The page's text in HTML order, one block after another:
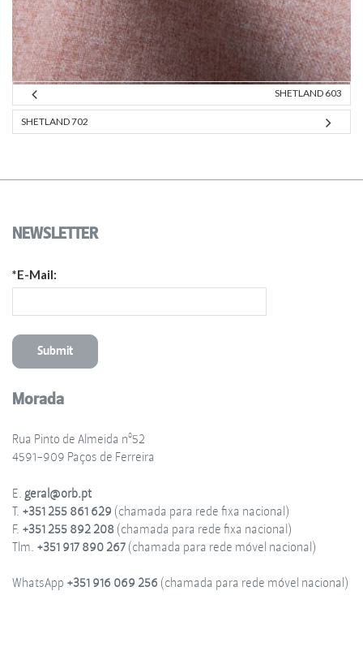
SHETLAND 603
SHETLAND 702
NEWSLETTER
*E-Mail:
Morada
Rua Pinto de Almeida nº52
4591-909 Paços de Ferreira
E. geral@orb.pt
T. +351 255 861 629 (chamada para rede fixa nacional)
F. +351 255 892 208(chamada para rede fixa nacional)
Tlm. +351 917 890 267(chamada para rede móvel nacional)
WhatsApp +351 916 069 256 (chamada para rede móvel nacional)